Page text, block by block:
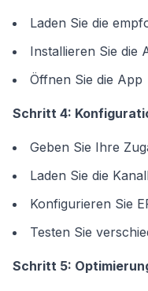
Laden Sie die
Installieren Sie die
Öffnen Sie die App
Schritt 4:
Geben Sie Ihre
Laden Sie die
Konfigurieren Sie
Testen Sie
Schritt 5: